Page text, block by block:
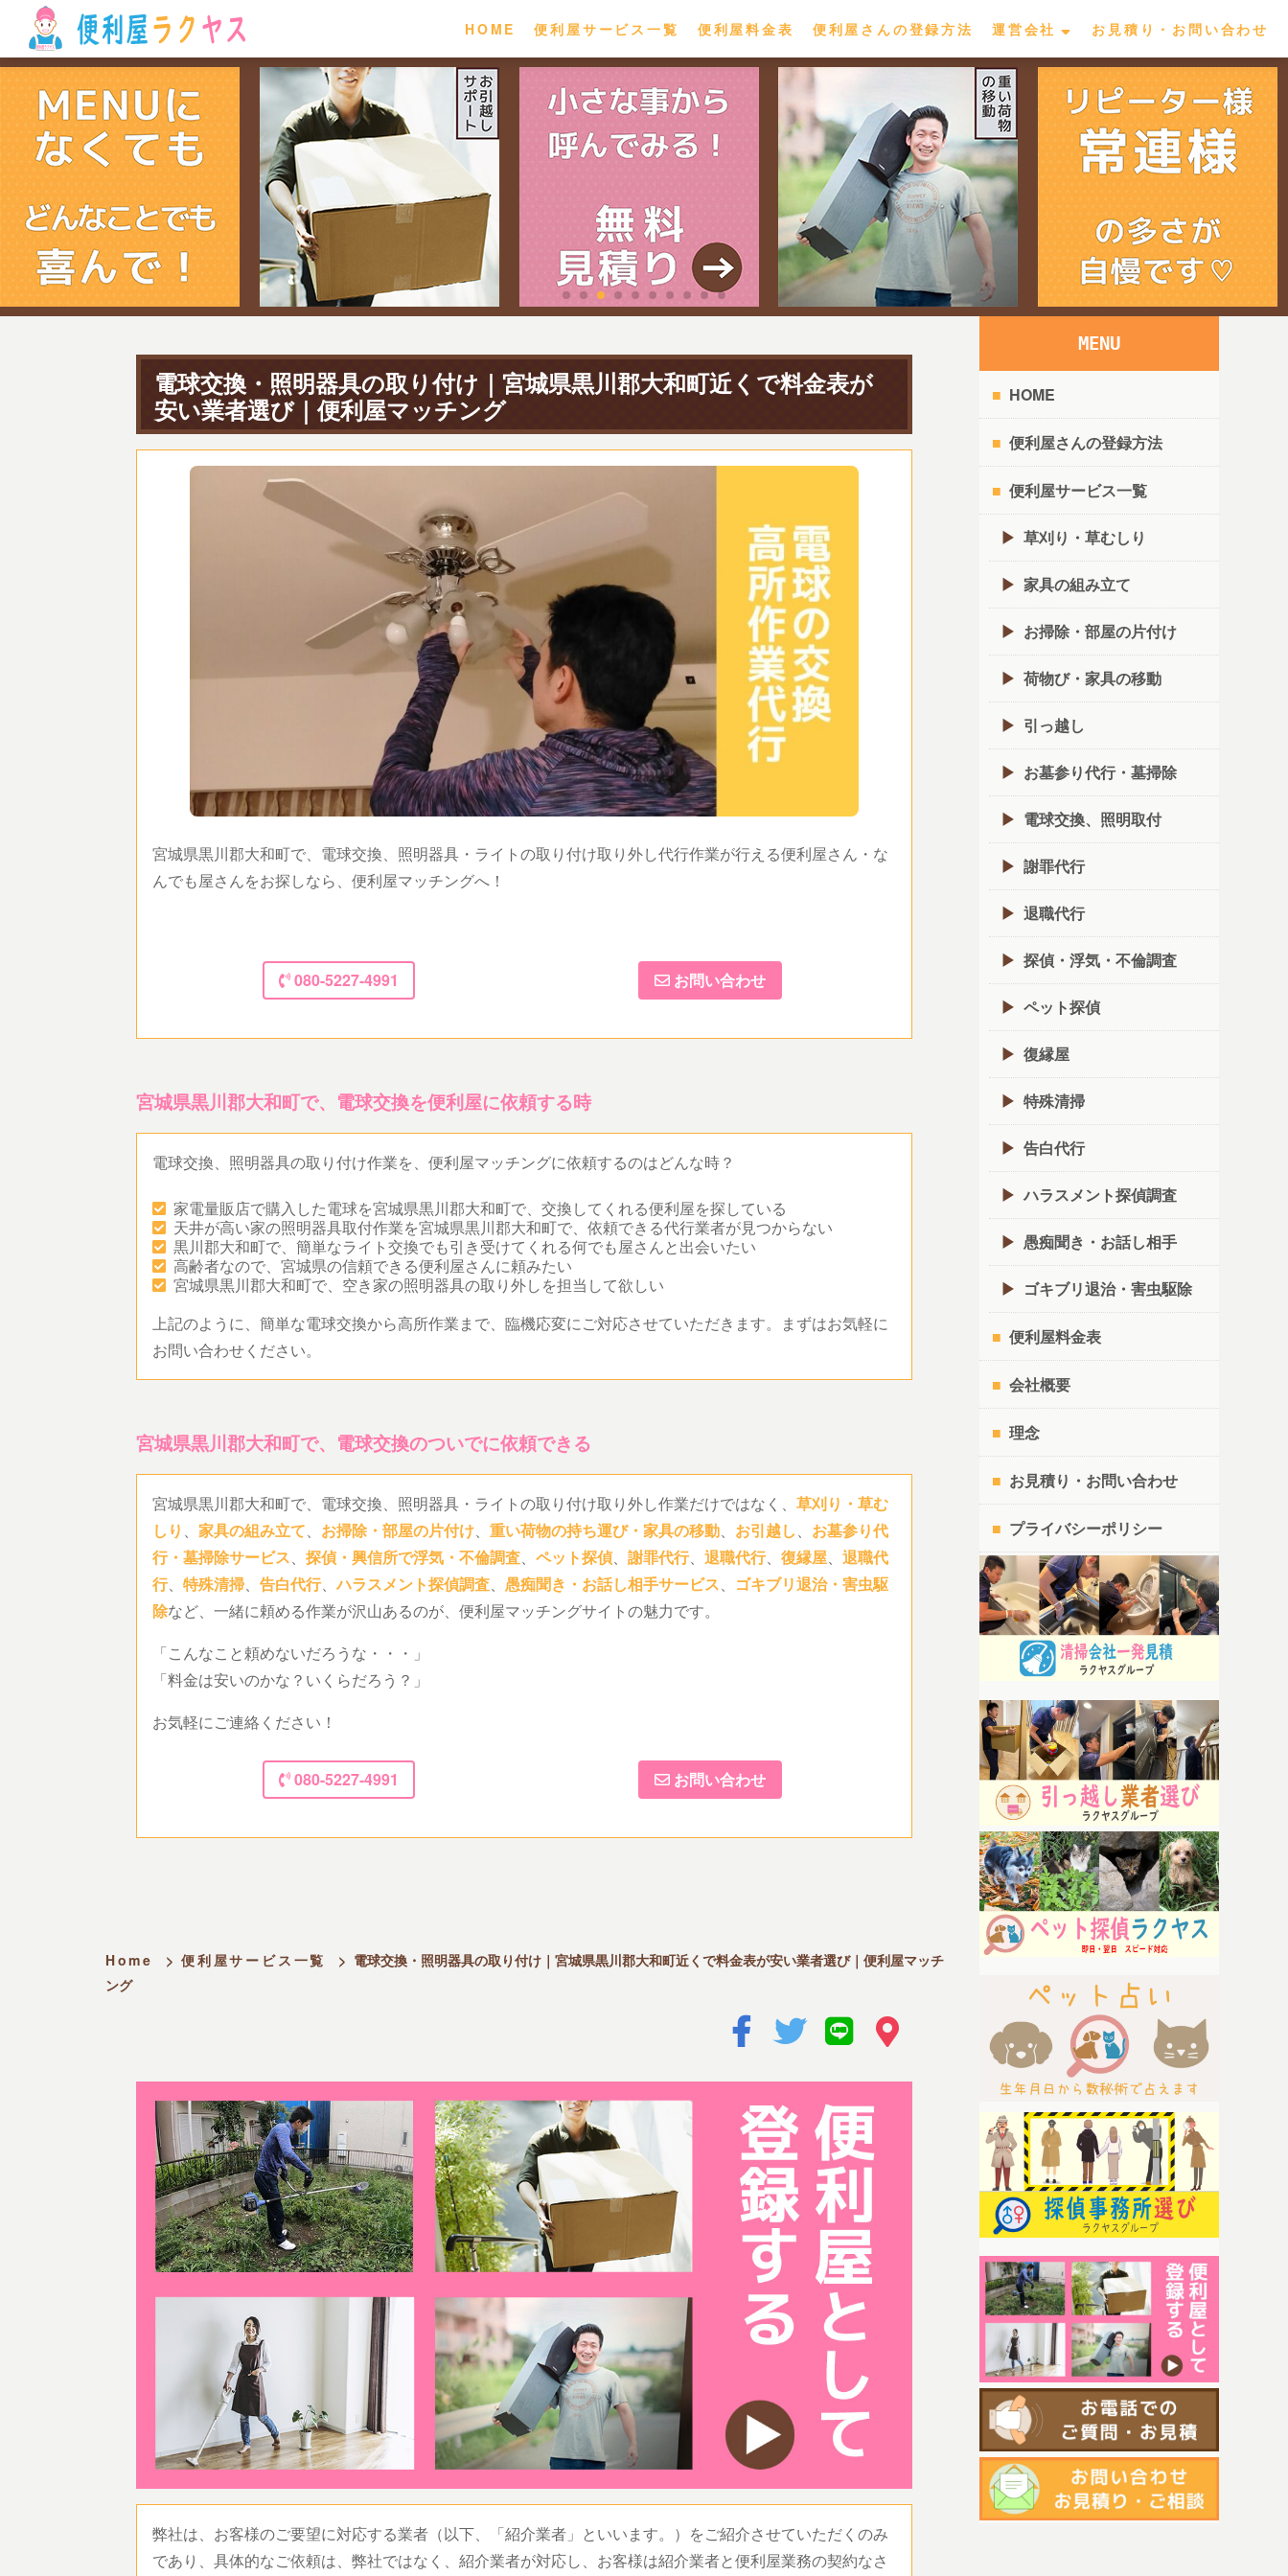
HOME 便利屋サービス一覧 便利屋料金表 便利屋さんの登録方法 運営会社 お見積り・お問い合わせ
電球交換・照明器具の取り付け｜宮城県黒川郡大和町近くで料金表が
安い業者選び｜便利屋マッチング
宮城県黒川郡大和町で、電球交換、照明器具・ライトの取り付け取り外し代行作業が行える便利屋さん・な
んでも屋さんをお探しなら、便利屋マッチングへ！
080-5227-4991 お問い合わせ
宮城県黒川郡大和町で、電球交換を便利屋に依頼する時
電球交換、照明器具の取り付け作業を、便利屋マッチングに依頼するのはどんな時？
家電量販店で購入した電球を宮城県黒川郡大和町で、交換してくれる便利屋を探している
天井が高い家の照明器具取付作業を宮城県黒川郡大和町で、依頼できる代行業者が見つからない
黒川郡大和町で、簡単なライト交換でも引き受けてくれる何でも屋さんと出会いたい
高齢者なので、宮城県の信頼できる便利屋さんに頼みたい
宮城県黒川郡大和町で、空き家の照明器具の取り外しを担当して欲しい
上記のように、簡単な電球交換から高所作業まで、臨機応変にご対応させていただきます。まずはお気軽に
お問い合わせください。
宮城県黒川郡大和町で、電球交換のついでに依頼できる
宮城県黒川郡大和町で、電球交換、照明器具・ライトの取り付け取り外し作業だけではなく、 草刈り・草む
しり 、 家具の組み立て、 お掃除・部屋の片付け、 重い荷物の持ち運び・家具の移動、 お引越し、 お墓参り代
行・墓掃除サービス、 探偵・興信所で浮気・不倫調査、 ペット探偵、 謝罪代行、 退職代行、 復縁屋、 退職代
行、 特殊清掃、 告白代行、ハラスメント探偵調査、 愚痴聞き・お話し相手サービス、 ゴキブリ退治・害虫駆
除など、一緒に頼める作業が沢山あるのが、便利屋マッチングサイトの魅力です。
「こんなこと頼めないだろうな・・・」
「料金は安いのかな？いくらだろう？」
お気軽にご連絡ください！
080-5227-4991 お問い合わせ
Home > 便利屋サービス一覧 > 電球交換・照明器具の取り付け｜宮城県黒川郡大和町近くで料金表が安い業者選び｜便利屋マッチ
ング
弊社は、お客様のご要望に対応する業者（以下、「紹介業者」といいます。）をご紹介させていただくのみ
であり、具体的なご依頼は、弊社ではなく、紹介業者が対応し、お客様は紹介業者と便利屋業務の契約なさ
MENU
HOME
便利屋さんの登録方法
便利屋サービス一覧
草刈り・草むしり
家具の組み立て
お掃除・部屋の片付け
荷物び・家具の移動
引っ越し
お墓参り代行・墓掃除
電球交換、照明取付
謝罪代行
退職代行
探偵・浮気・不倫調査
ペット探偵
復縁屋
特殊清掃
告白代行
ハラスメント探偵調査
愚痴聞き・お話し相手
ゴキブリ退治・害虫駆除
便利屋料金表
会社概要
理念
お見積り・お問い合わせ
プライバシーポリシー